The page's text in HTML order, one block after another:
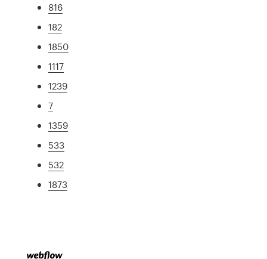
816
182
1850
1117
1239
7
1359
533
532
1873